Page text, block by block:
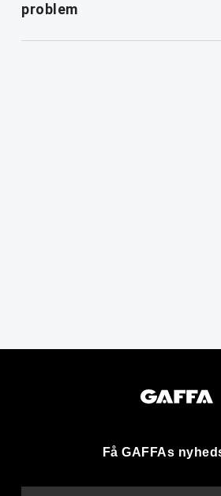
problem
Få GAFFAs